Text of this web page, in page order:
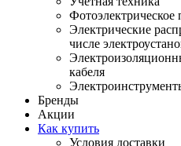
Фотоэлектрическое
Электрические
числе
кабеля
Бренды
Акции
Как купить
Условия доставки